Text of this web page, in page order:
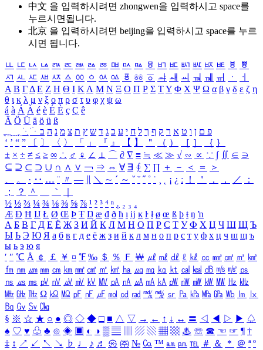
中文 을 입력하시려면 zhongwen을 입력하시고 space를
누르시면됩니다.
北京 을 입력하시려면 beijing을 입력하시고 space를 누르
시면 됩니다.
ㅥ ㅦ ㅧ ㅨ ㅩ ㅪ ㅫ ㅬ ㅭ ㅮ ㅯ ㅰ ㅱ ㅲ ㅳ ㅴ ㅵ ㅶ ㅷ ㅸ
ㅹ
ㅺ ㅻ ㅼ ㅽ ㅾ ㅿ ㆀ ㆁ ㆂ ㆃ ㆄ ㆅ ㆆ ㆇ ㆈ ㆉ ㆊ ㆋ ㆌ ㆍ
ㆎ
Α Β ΓΔ Ε Ζ Η Θ Ι ΚΛ Μ Ν Ξ Ο Π Ρ Σ ΤΥ Φ Χ Ψ Ω α β γ δ ε ζ η
θ ι κ λ μ ν ξ ο π ρ σ τ υ φ χ ψ ω
á à Á À é è É È ç Ç ê
Ä Ö Ü ä ö ü ß
ִֶֹ ֻּ ׁׂ פ ם ן ו ט א ר ק ף ך ל ח י ע כ ג ד ש ץ ת צ מ נ ה ב
‘ ’ “ ” 〔 〕 〈 〉 「 」 『 』 【 】 ＂ （ ） ［ ］ ｛ ｝
± × ÷ ≠ ≤ ≥ ∞ ∴ ♂ ♀ ∠ ⊥ ⌒ ∂ ∇ ≡ ≒ ≪ ≫ √ ∽ ∝ ∵ ∫ ∬ ∈ ∋
⊆ ⊇ ⊂ ⊃ ∪ ∩ ∧ ∨ ￢ ⇒ ⇔ ∀ ∃ ∮ ∑ ∏ ＋ － ＜ ＝
＞
、
。 · ‥ … ¨ 〃 ― ＼ ∼ ´ ～ ˇ ˘ ˝ ˚ ˙ ¸ ¡ ¿ ː ！ ＇ ， ． ／
：
；
？ ＾ ｀
½ ⅓ ⅔ ¼ ¾ ⅛ ⅜ ⅝ ⅞ ¹ ² ³ ⁴ ⁿ ₁ ₂ ₃ ₄
Æ Ð Ħ Ĳ Ł Ø Œ Þ Ŧ Ŋ æ đ ð ħ ı ĳ ĸ ŀ ł ø œ ß þ ŧ ŋ ŉ
А Б В Г Д Е Ё Ж З И Й К Л М Н О П Р С Т У Ф Х Ц Ч Ш Щ Ъ
Ы Ь Э Ю Я а б в г д е ё ж з и й к л м н о п р с т у ф х ц ч ш щ ъ
ы ь э ю я
′ ″ ℃ Å ￠ ￡ ￥ ¤ ℉ ‰ ＄ ％ Ｆ ￦ ㎕ ㎖ ㎗ ℓ ㎘ ㏄ ㎣ ㎤ ㎥ ㎦
㎙ ㎚ ㎛ ㎜ ㎝ ㎞ ㎟ ㎠ ㎡ ㎢ ㏊ ㎍ ㎎ ㎏ ㏏ ㎈ ㎉ ㏈ ㎧ ㎨ ㎰
㎱ ㎲ ㎳ ㎴ ㎵ ㎶ ㎷ ㎸ ㎹ ㎀ ㎁ ㎂ ㎃ ㎄ ㎺ ㎻ ㎽ ㎾ ㎿ ㎐ ㎑
㎒ ㎓ ㎔ Ω ㏀ ㏁ ㎊ ㎋ ㎌ ㏖ ㏅ ㎭ ㎮ ㎯ ㏛ ㎩ ㎪ ㎫ ㎬ ㏝ ㏐
㏓
㏃ ㏉ ㏜ ㏆
§ ※ ☆ ★ ○ ● ◎ ◇ ◆ □ ■ △ ▽ → ← ↑ ↓ ↔ 〓 ◁ ◀ ▷ ▶ ♤
♠ ♡ ♥ ♧ ♣ ⊙ ◈ ▣ ◐ ◑ ▒ ▤ ▨ ▧ ▦ ▩ ♨ ☏ ☎ ☜ ☞ ¶ †
‡ ↕ ↗ ↙ ↖ ↘ ♭ ♩ ♪ ♬ ㉿ ㈜ № ㏇ ™ ㏂ ㏘ ℡ ＃ ＆ ＊ ＠ ª º